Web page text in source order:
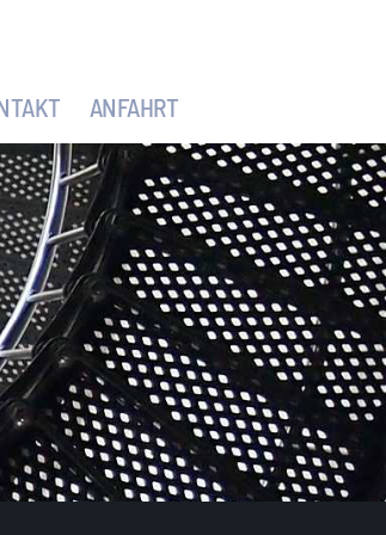
ANFAHRT